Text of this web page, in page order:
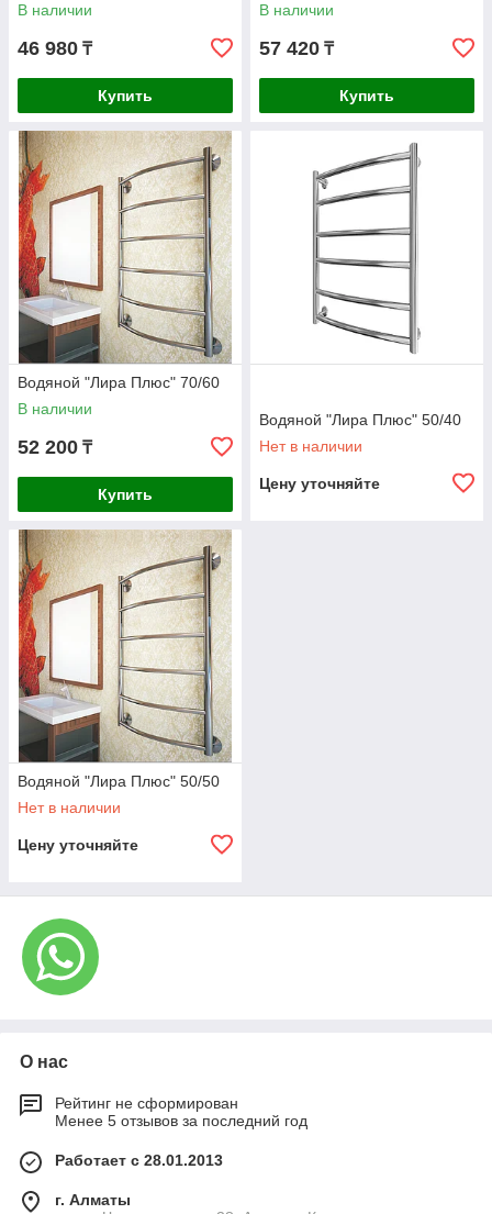
В наличии
46 980 ₸
Купить
В наличии
57 420 ₸
Купить
Водяной "Лира Плюс" 70/60
В наличии
52 200 ₸
Купить
Водяной "Лира Плюс" 50/40
Нет в наличии
Цену уточняйте
Водяной "Лира Плюс" 50/50
Нет в наличии
Цену уточняйте
О нас
Рейтинг не сформирован
Менее 5 отзывов за последний год
Работает с 28.01.2013
г. Алматы